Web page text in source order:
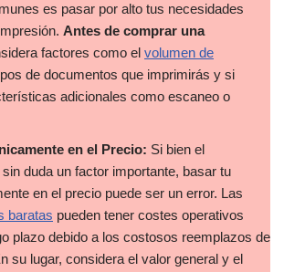
es pasar por alto tus necesidades
Antes de comprar una
factores como el volumen de
de documentos que imprimirás y si
adicionales como escaneo o
en el Precio: Si bien el
duda un factor importante, basar tu
en el precio puede ser un error. Las
baratas pueden tener costes operativos
plazo debido a los costosos reemplazos de
su lugar, considera el valor general y el